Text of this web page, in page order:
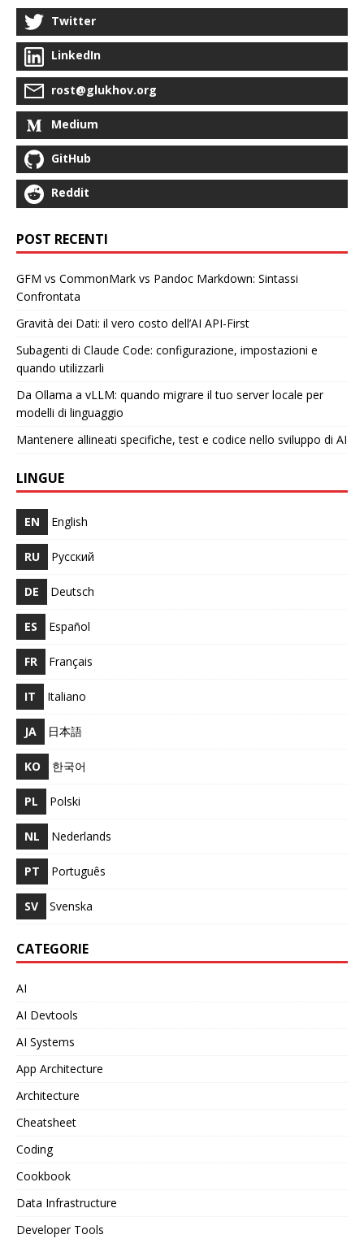
Twitter
LinkedIn
rost@glukhov.org
Medium
GitHub
Reddit
POST RECENTI
GFM vs CommonMark vs Pandoc Markdown: Sintassi
Confrontata
Gravità dei Dati: il vero costo dell’AI API-First
Subagenti di Claude Code: configurazione, impostazioni e
quando utilizzarli
Da Ollama a vLLM: quando migrare il tuo server locale per
modelli di linguaggio
Mantenere allineati specifiche, test e codice nello sviluppo di AI
LINGUE
EN English
RU Русский
DE Deutsch
ES Español
FR Français
IT Italiano
JA 日本語
KO 한국어
PL Polski
NL Nederlands
PT Português
SV Svenska
CATEGORIE
AI
AI Devtools
AI Systems
App Architecture
Architecture
Cheatsheet
Coding
Cookbook
Data Infrastructure
Developer Tools